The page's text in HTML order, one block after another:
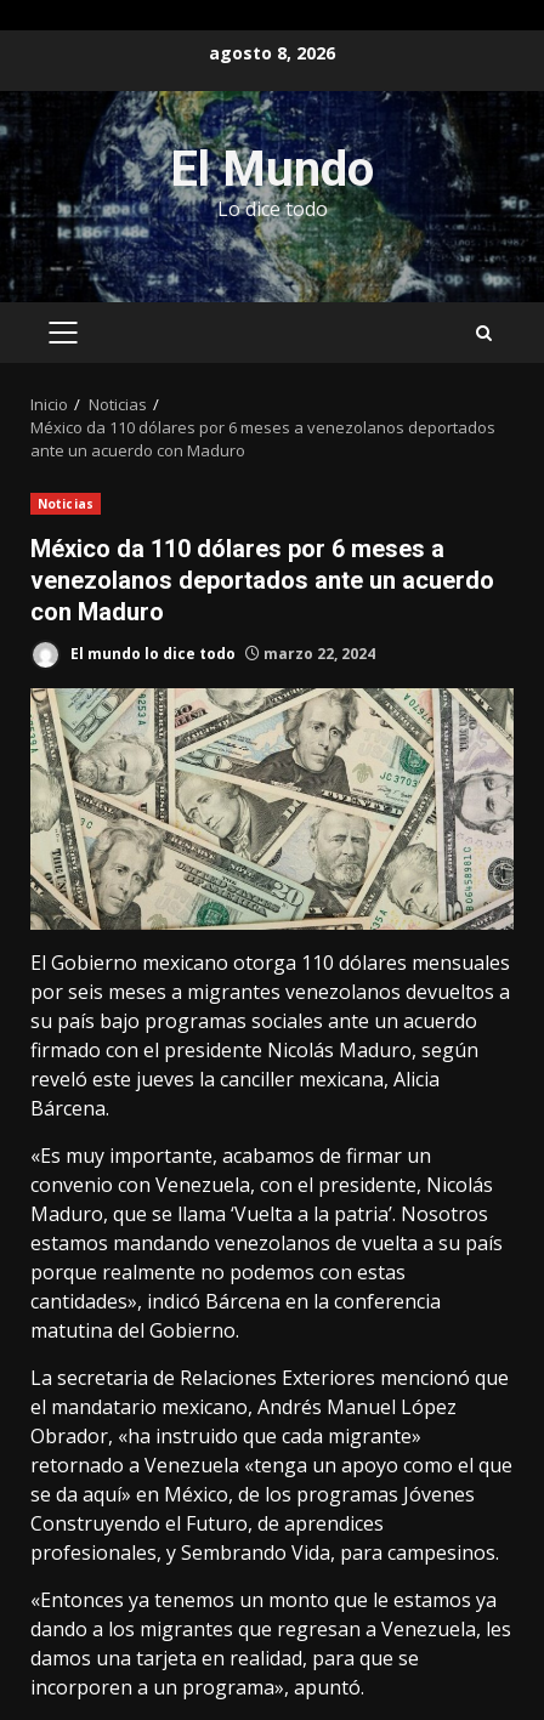
contenido
agosto 8, 2026
El Mundo
Lo dice todo
MENÚ
Inicio
Noticias
México da 110 dólares por 6 meses a venezolanos deportados
ante un acuerdo con Maduro
Noticias
México da 110 dólares por 6 meses a
venezolanos deportados ante un acuerdo
con Maduro
El mundo lo dice todo marzo 22, 2024
El Gobierno mexicano otorga 110 dólares mensuales
por seis meses a migrantes venezolanos devueltos a
su país bajo programas sociales ante un acuerdo
firmado con el presidente Nicolás Maduro, según
reveló este jueves la canciller mexicana, Alicia
Bárcena.
«Es muy importante, acabamos de firmar un
convenio con Venezuela, con el presidente, Nicolás
Maduro, que se llama ‘Vuelta a la patria’. Nosotros
estamos mandando venezolanos de vuelta a su país
porque realmente no podemos con estas
cantidades», indicó Bárcena en la conferencia
matutina del Gobierno.
La secretaria de Relaciones Exteriores mencionó que
el mandatario mexicano, Andrés Manuel López
Obrador, «ha instruido que cada migrante»
retornado a Venezuela «tenga un apoyo como el que
se da aquí» en México, de los programas Jóvenes
Construyendo el Futuro, de aprendices
profesionales, y Sembrando Vida, para campesinos.
«Entonces ya tenemos un monto que le estamos ya
dando a los migrantes que regresan a Venezuela, les
damos una tarjeta en realidad, para que se
incorporen a un programa», apuntó.